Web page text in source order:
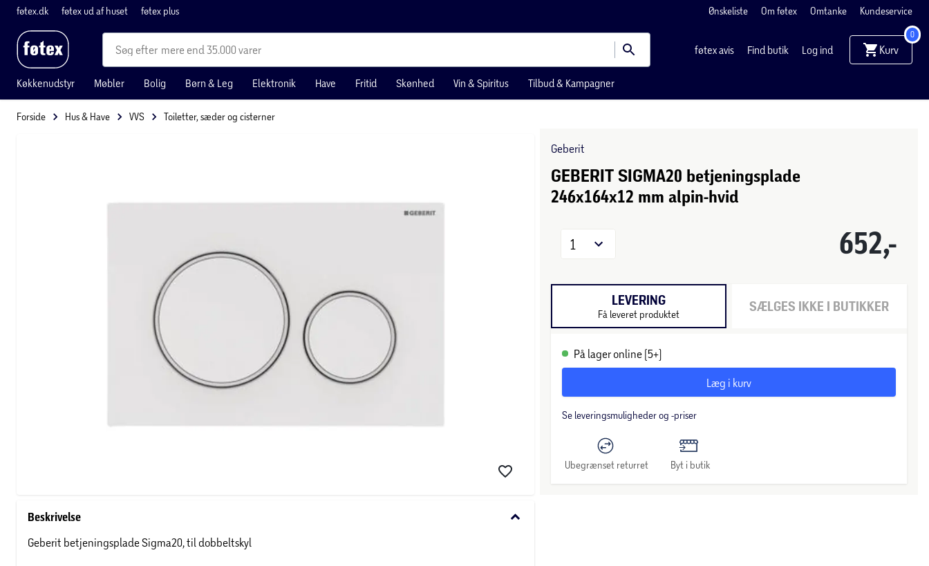
føtex.dk føtex ud af huset føtex plus Ønskeliste Om føtex Omtanke Kundeservice
mere end 35.000 varer føtex avis Find butik Log ind Kurv
0
Køkkenudstyr Møbler Bolig Børn & Leg Elektronik Have Fritid Skønhed Vin & Spiritus Tilbud & Kampagner
Forside Hus & Have VVS Toiletter, sæder og cisterner
Beskrivelse keyboard_arrow_down
Geberit betjeningsplade Sigma20, til dobbeltskyl
Geberit
GEBERIT SIGMA20 betjeningsplade
246x164x12 mm alpin-hvid
652,-
1
LEVERING
Få leveret produktet SÆLGES IKKE I BUTIKKER
På lager online (5+)
Læg i kurv
Se leveringsmuligheder og -priser
Ubegrænset returret Byt i butik